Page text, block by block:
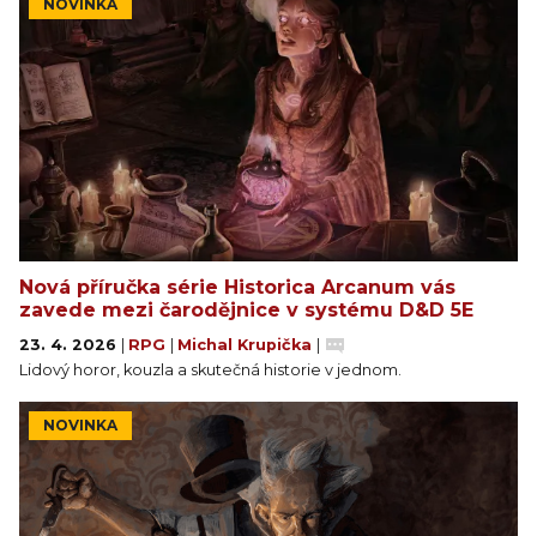
NOVINKA
Nová příručka série Historica Arcanum vás
zavede mezi čarodějnice v systému D&D 5E
23. 4. 2026 RPG Michal Krupička
Lidový horor, kouzla a skutečná historie v jednom.
NOVINKA